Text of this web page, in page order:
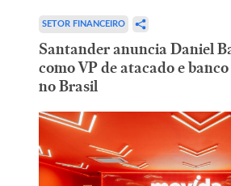
SETOR FINANCEIRO
Santander anuncia Daniel
como VP de atacado e
no Brasil